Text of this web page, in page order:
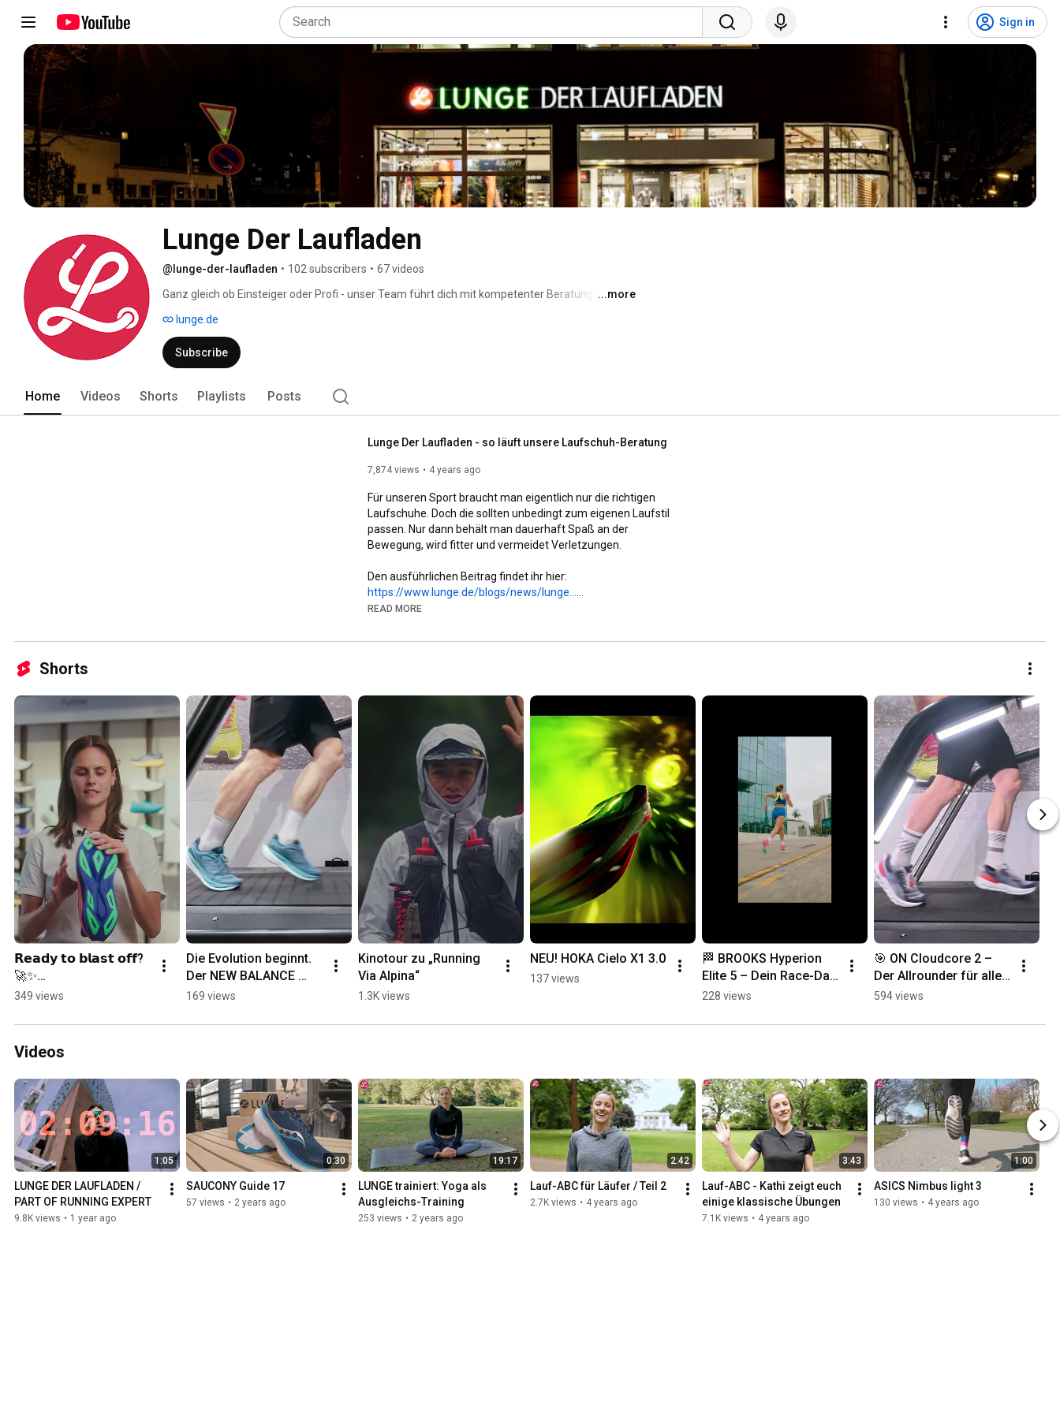
Sign in
Lunge Der Laufladen
@lunge-der-laufladen • 102 subscribers • 67 videos
Ganz gleich ob Einsteiger oder Profi - unser Team führt dich mit kompetenter Beratung und
in Berlin freuen sich auf deinen Besuch!
...more
lunge.de
Subscribe
Home Videos Shorts Playlists Posts
Lunge Der Laufladen - so läuft unsere Laufschuh-Beratung
7,874 views 4 years ago
Für unseren Sport braucht man eigentlich nur die richtigen
Laufschuhe. Doch die sollten unbedingt zum eigenen Laufstil
passen. Nur dann behält man dauerhaft Spaß an der
Bewegung, wird fitter und vermeidet Verletzungen.
https://www.lunge.de/blogs/news/lunge...
READ MORE
Shorts
𝗥𝗲𝗮𝗱𝘆 𝘁𝗼 𝗯𝗹𝗮𝘀𝘁 𝗼𝗳𝗳?
🚀✨
Superblast 3 is here
and it redefines the
word.
349 views
Die Evolution beginnt.
Der NEW BALANCE
1080 v15 ist da. 🏃
169 views
Kinotour zu „Running
Via Alpina“
1.3K views
NEU! HOKA Cielo X1 3.0
137 views
🏁 BROOKS Hyperion
Elite 5 – Dein Race-Day
Weapon! 🥇
ultraleichter PEBA-
228 views
🎯 ON Cloudcore 2 –
Der Allrounder für alle,
die mehr wollen!
594 views
Videos
1:05
LUNGE DER LAUFLADEN /
PART OF RUNNING EXPERT
9.8K views • 1 year ago
0:30
SAUCONY Guide 17
57 views • 2 years ago
19:17
LUNGE trainiert: Yoga als
Ausgleichs-Training
253 views • 2 years ago
2:42
Lauf-ABC für Läufer / Teil 2
2.7K views • 4 years ago
3:43
Lauf-ABC - Kathi zeigt euch
einige klassische Übungen
7.1K views • 4 years ago
1:00
ASICS Nimbus light 3
130 views • 4 years ago